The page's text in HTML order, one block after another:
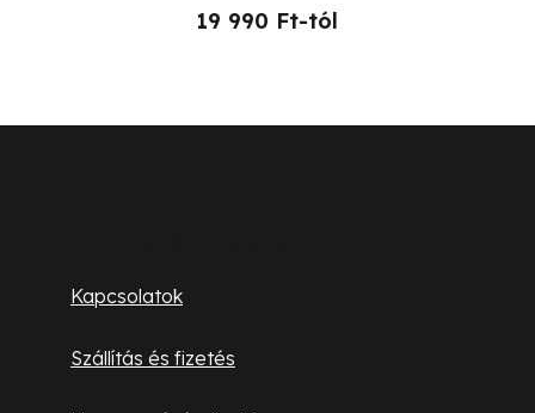
19 990 Ft-tól
Kapcsolatok
Szállítás és fizetés